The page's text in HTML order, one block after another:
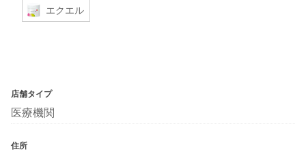
エクエル
店舗タイプ
医療機関
住所